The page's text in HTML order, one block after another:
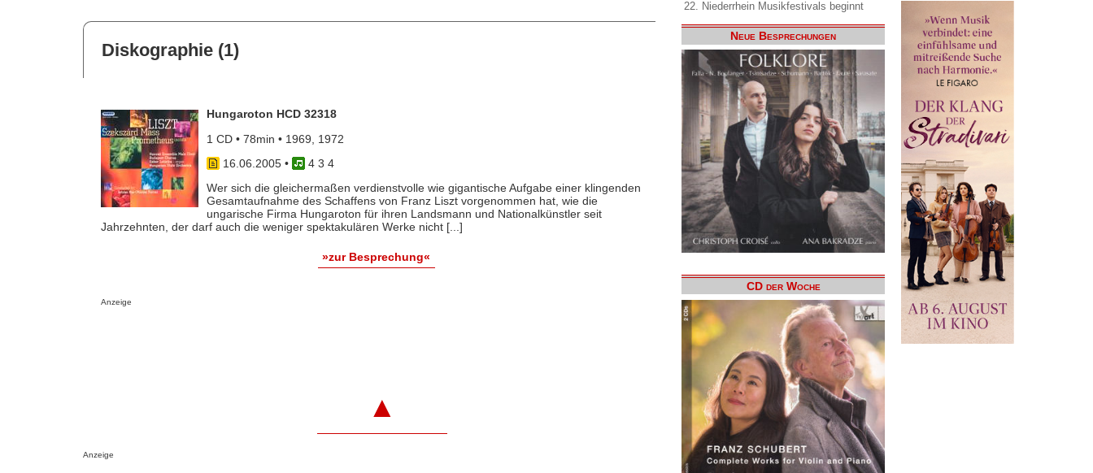
Diskographie (1)
Hungaroton HCD 32318
1 CD • 78min • 1969, 1972
16.06.2005•
4 3 4
Wer sich die gleichermaßen verdienstvolle wie gigantische Aufgabe einer klingenden
Gesamtaufnahme des Schaffens von Franz Liszt vorgenommen hat, wie die
ungarische Firma Hungaroton für ihren Landsmann und Nationalkünstler seit
Jahrzehnten, der darf auch die weniger spektakulären Werke nicht [...]
»zur Besprechung«
Anzeige
▲
Anzeige
22. Niederrhein Musikfestivals beginnt
Neue Besprechungen
CD der Woche